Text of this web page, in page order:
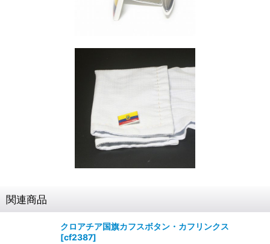
関連商品
クロアチア国旗カフスボタン・カフリンクス
[cf2387]